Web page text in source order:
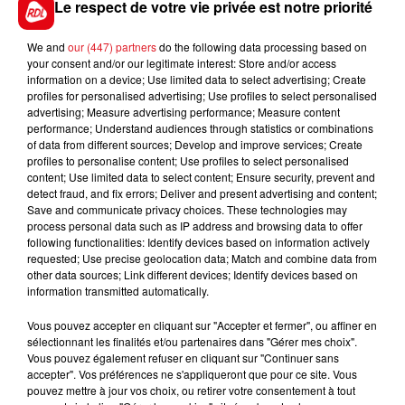
FIL D'ACTUS
15 juillet 2026
BÉTHUNE: ENQUÊTE POUR HOMICIDE
VOLONTAIRE EN COURS, APRÈS LA...
Selon les premiers éléments, le logement servait
à des prostituées
Le respect de votre vie privée est notre priorité
We and our (447) partnersdo the following data processing based on
your consent and/or our legitimate interest: Store and/or access
information on a device; Use limited data to select advertising; Create
profiles for personalised advertising; Use profiles to select personalised
advertising; Measure advertising performance; Measure content
performance; Understand audiences through statistics or combinations
of data from different sources; Develop and improve services; Create
profiles to personalise content; Use profiles to select personalised
content; Use limited data to select content; Ensure security, prevent and
detect fraud, and fix errors; Deliver and present advertising and content;
Save and communicate privacy choices. These technologies may
process personal data such as IP address and browsing data to offer
following functionalities: Identify devices based on information actively
requested; Use precise geolocation data; Match and combine data from
other data sources; Link different devices; Identify devices based on
information transmitted automatically.
Vous pouvez accepter en cliquant sur "Accepter et fermer", ou affiner en
sélectionnant les finalités et/ou partenaires dans "Gérer mes choix".
Vous pouvez également refuser en cliquant sur "Continuer sans
accepter". Vos préférences ne s'appliqueront que pour ce site. Vous
pouvez mettre à jour vos choix, ou retirer votre consentement à tout